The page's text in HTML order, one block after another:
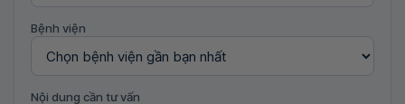
Bệnh viện
Nội dung cần tư vấn